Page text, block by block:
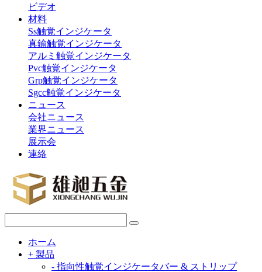
ビデオ
材料
Ss触覚インジケータ
真鍮触覚インジケータ
アルミ触覚インジケータ
Pvc触覚インジケータ
Grp触覚インジケータ
Sgcc触覚インジケータ
ニュース
会社ニュース
業界ニュース
展示会
連絡
ホーム
+ 製品
- 指向性触覚インジケータバー & ストリップ